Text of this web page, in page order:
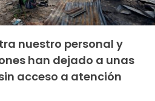
nuestro personal y
han dejado a unas
acceso a atención